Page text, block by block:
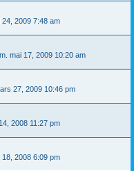
24, 2009 7:48 am
mai 17, 2009 10:20 am
27, 2009 10:46 pm
2008 11:27 pm
2008 6:09 pm